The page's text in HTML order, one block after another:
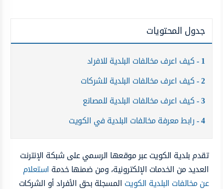
جدول المحتويات
1 كيف اعرف مخالفات البلدية للافراد
2 كيف اعرف مخالفات البلدية للشركات
3 كيف اعرف مخالفات البلدية للمصانع
4 رابط معرفة مخالفات البلدية في الكويت
تقدم بلدية الكويت عبر موقعها الرسمي على شبكة الإنترنت
العديد من الخدمات الإلكترونية، ومن ضمنها خدمة استعلام
عن مخالفات البلدية الكويت المسجلة بحق الأفراد أو الشركات